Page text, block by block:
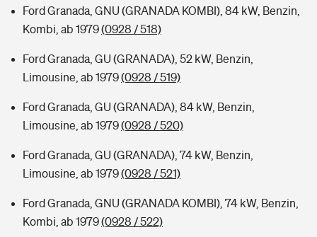
Ford Granada, GNU (GRANADA KOMBI), 84 kW, Benzin,
Kombi, ab 1979(0928 / 518)
Ford Granada, GU (GRANADA), 52 kW, Benzin,
Limousine, ab 1979(0928 / 519)
Ford Granada, GU (GRANADA), 84 kW, Benzin,
Limousine, ab 1979(0928 / 520)
Ford Granada, GU (GRANADA), 74 kW, Benzin,
Limousine, ab 1979(0928 / 521)
Ford Granada, GNU (GRANADA KOMBI), 74 kW, Benzin,
Kombi, ab 1979(0928 / 522)